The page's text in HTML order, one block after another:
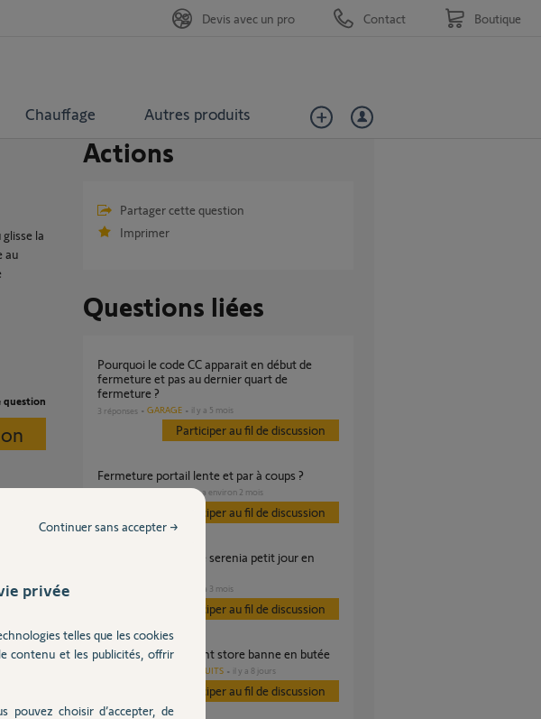
Chauffage Autres produits
Devis avec un pro Contact Boutique
la
au
question
Actions
Partager cette question
Imprimer
Questions liées
Pourquoi le code CC apparait en début de
fermeture et pas au dernier quart de
fermeture ?
3 réponses GARAGE il y a 5 mois
Participer au fil de discussion
Fermeture portail lente et par à coups ?
PORTAIL il y a environ 2 mois
Participer au fil de discussion
il y a 3 mois
Participer au fil de discussion
Problème va-et-vient store banne en butée
AUTRES PRODUITS il y a 8 jours
Participer au fil de discussion
privée
telles que les cookies
contenu et les publicités, offrir
choisir d’accepter, de
Continuer sans accepter →